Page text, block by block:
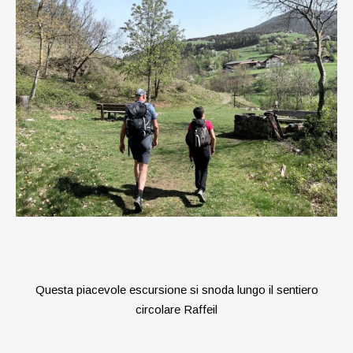
Questa piacevole escursione si snoda lungo il sentiero
circolare Raffeil